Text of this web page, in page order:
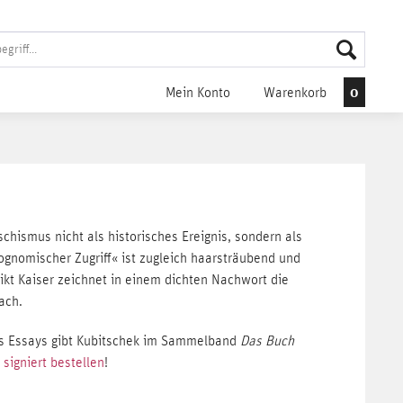
Mein Konto Warenkorb 0
nicht als historisches Ereignis, sondern als
Zugriff« ist zugleich haarsträubend und
Kaiser zeichnet in einem dichten Nachwort die
gibt Kubitschek im Sammelband Das Buch
signiert bestellen!